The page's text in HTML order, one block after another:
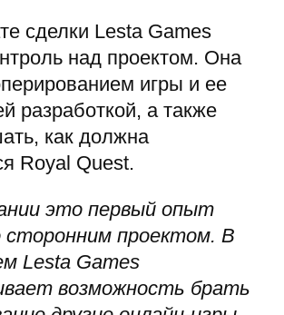
сделки Lesta Games
над проектом. Она
игры и ее
разработкой, а также
как должна
Royal Quest.
это первый опыт
проектом. В
Lesta Games
возможность брать